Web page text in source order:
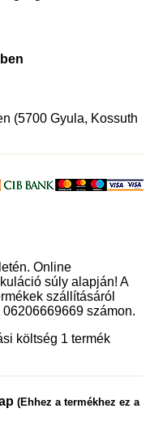
(5700 Gyula, Kossuth
Online
súly alapján! A
szállításáról
számon.
költség 1 termék
(Ehhez a termékhez ez a